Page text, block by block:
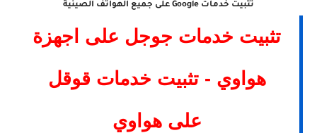
تثبيت خدمات Google على جميع الهواتف الصينية
تثبيت خدمات جوجل على اجهزة
هواوي - تثبيت خدمات قوقل
على هواوي